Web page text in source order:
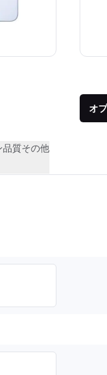
オ
品質その他